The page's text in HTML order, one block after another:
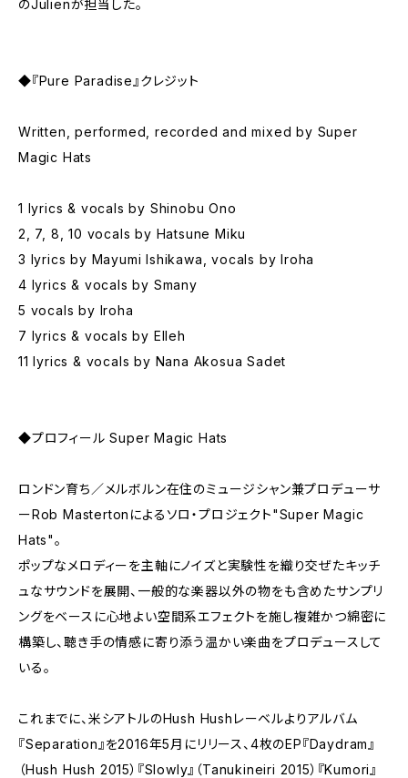
のJulienが担当した。
◆『Pure Paradise』クレジット
Written, performed, recorded and mixed by Super
Magic Hats
1 lyrics & vocals by Shinobu Ono
2, 7, 8, 10 vocals by Hatsune Miku
3 lyrics by Mayumi Ishikawa, vocals by Iroha
4 lyrics & vocals by Smany
5 vocals by Iroha
7 lyrics & vocals by Elleh
11 lyrics & vocals by Nana Akosua Sadet
◆プロフィール Super Magic Hats
ロンドン育ち／メルボルン在住のミュージシャン兼プロデューサ
ーRob Mastertonによるソロ・プロジェクト"Super Magic
Hats"。
ポップなメロディーを主軸にノイズと実験性を織り交ぜたキッチ
ュなサウンドを展開、一般的な楽器以外の物をも含めたサンプリ
ングをベースに心地よい空間系エフェクトを施し複雑かつ綿密に
構築し、聴き手の情感に寄り添う温かい楽曲をプロデュースして
いる。
これまでに、米シアトルのHush Hushレーベルよりアルバム
『Separation』を2016年5月にリリース、4枚のEP『Daydram』
（Hush Hush 2015）『Slowly』（Tanukineiri 2015）『Kumori』